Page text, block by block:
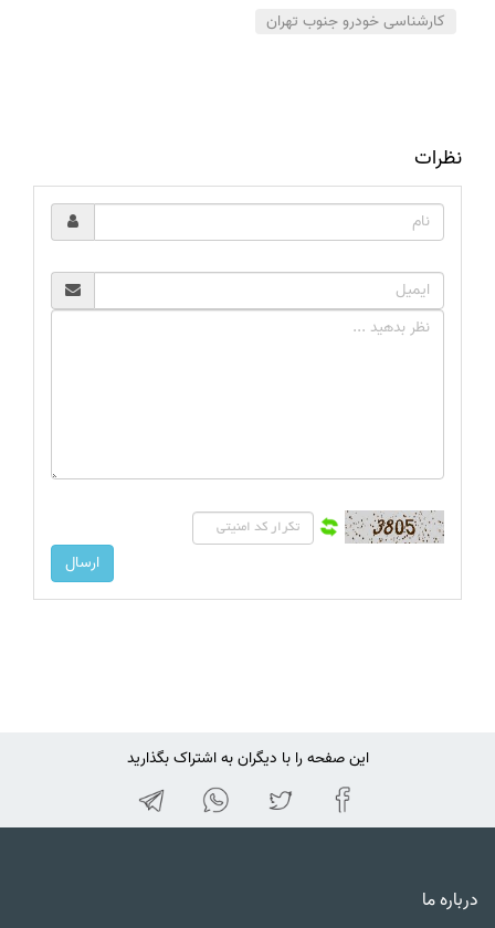
کارشناسی خودرو جنوب تهران
نظرات
این صفحه را با دیگران به اشتراک بگذارید
ما